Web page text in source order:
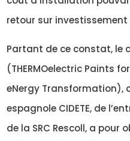
retour sur
Partant de ce constat, le
(THERMOelectric Paints
eNergy Transformation),
espagnole CIDETE, de
de la SRC Rescoll, a pour